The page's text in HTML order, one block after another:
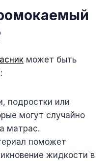
может быть
подростки или
могут случайно
матрас.
поможет
жидкости в